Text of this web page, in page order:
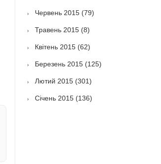
Червень 2015(79)
Травень 2015(8)
Квітень 2015(62)
Березень 2015(125)
Лютий 2015(301)
Січень 2015(136)